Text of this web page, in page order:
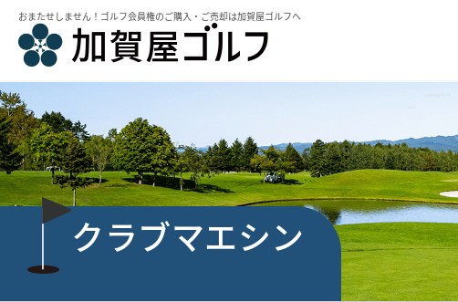
おまたせしません！ゴルフ会員権のご購⼊・ご売却は加賀屋ゴルフへ
クラブマエシン